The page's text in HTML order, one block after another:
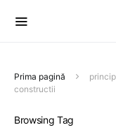
Prima pagină
constructii
Browsing Tag